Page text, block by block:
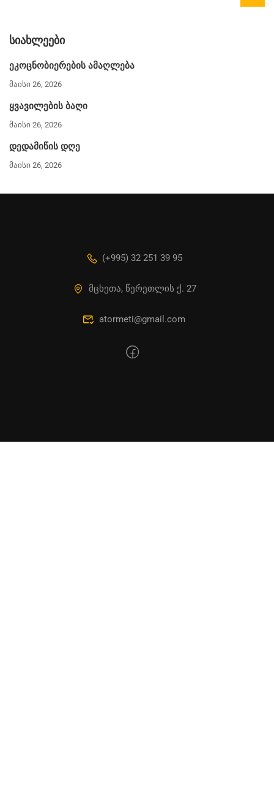
ᲡᲘᲐᲮᲚᲔᲔᲑᲘ
ეკოცნობიერების ამაღლება
მაისი 26, 2026
ყვავილების ბაღი
მაისი 26, 2026
დედამიწის დღე
მაისი 26, 2026
(+995) 32 251 39 95
მცხეთა, წერეთლის ქ. 27
atormeti@gmail.com